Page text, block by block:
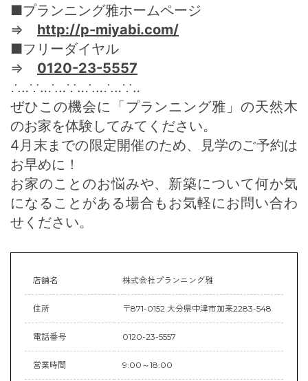
■プランニング雅ホームページ
⇒ http://p-miyabi.com/
■フリーダイヤル
⇒ 0120-23-5557
∴‥∵‥∴‥∵‥∴‥∴‥∵‥
ぜひこの機会に「プランニング雅」の天然木
のお家を体験してみてください。
4月末までの限定開催のため、見学のご予約は
お早めに！
お家のことのお悩みや、新築について何か気
になることがある場合もお気軽にお問い合わ
せください。
店舗名 株式会社プランニング雅
住所 〒871-0152 大分県中津市加来2283-548
電話番号 0120-23-5557
営業時間 9:00～18:00